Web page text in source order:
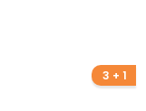
3 + 1